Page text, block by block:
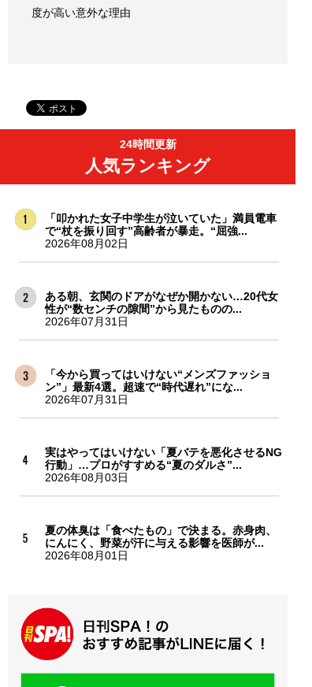
度が高い意外な理由
24時間更新
人気ランキング
「叩かれた女子中学生が泣いていた」満員電車
で“杖を振り回す”高齢者が暴走。“屈強...
2026年08月02日
ある朝、玄関のドアがなぜか開かない…20代女
性が“数センチの隙間”から見たものの...
2026年07月31日
「今から買ってはいけない“メンズファッショ
ン”」最新4選。超速で“時代遅れ”にな...
2026年07月31日
実はやってはいけない「夏バテを悪化させるNG
行動」…プロがすすめる“夏のダルさ”...
2026年08月03日
夏の体臭は「食べたもの」で決まる。赤身肉、
にんにく、野菜が汗に与える影響を医師が...
2026年08月01日